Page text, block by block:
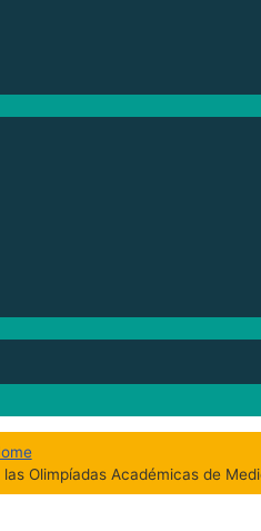
Olimpíadas Académicas de